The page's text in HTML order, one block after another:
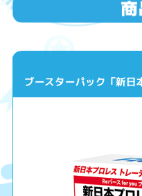
ブースターパック「新日